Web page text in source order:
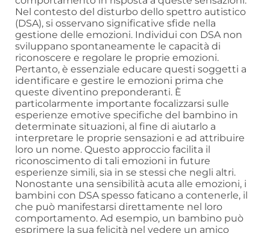
Nel contesto del disturbo dello spettro autistico
(DSA), si osservano significative sfide nella
gestione delle emozioni. Individui con DSA non
sviluppano spontaneamente le capacità di
riconoscere e regolare le proprie emozioni.
Pertanto, è essenziale educare questi soggetti a
identificare e gestire le emozioni prima che
queste diventino preponderanti. È
particolarmente importante focalizzarsi sulle
esperienze emotive specifiche del bambino in
determinate situazioni, al fine di aiutarlo a
interpretare le proprie sensazioni e ad attribuire
loro un nome. Questo approccio facilita il
riconoscimento di tali emozioni in future
esperienze simili, sia in se stessi che negli altri.
Nonostante una sensibilità acuta alle emozioni, i
bambini con DSA spesso faticano a contenerle, il
che può manifestarsi direttamente nel loro
comportamento. Ad esempio, un bambino può
esprimere la sua felicità nel vedere un amico